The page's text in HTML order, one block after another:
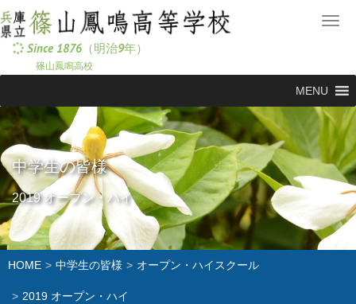
メ
Since 1876（明治9年）
篠山鳳鳴高校
MENU
中学生の皆様
2019 オープン・ハイ
HOME 中学生の皆様 オープン・ハイスクール
2019 オープン・ハイ